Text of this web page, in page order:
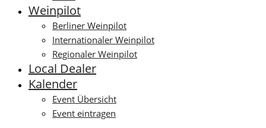
Weinpilot
Berliner Weinpilot
Internationaler Weinpilot
Regionaler Weinpilot
Local Dealer
Kalender
Event Übersicht
Event eintragen